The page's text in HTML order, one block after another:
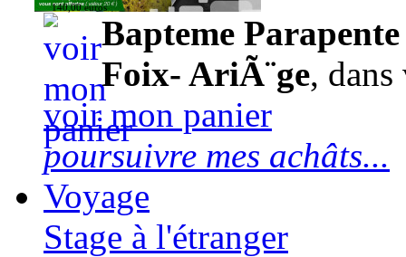
140,00 euros
Bapteme
Foix- AriÃ¨ge,
voir mon panier
poursuivre mes achâts...
Voyage
Stage à l'étranger